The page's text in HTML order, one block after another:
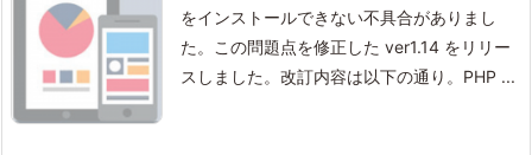
をインストールできない不具合がありまし
た。
この問題点を修正した ver1.14 をリリー
スしました。 改訂内容は以下の通り。 PHP ...